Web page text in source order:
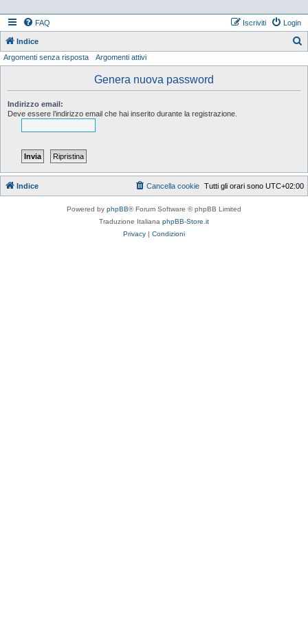
FAQ Login
Iscriviti
Indice
Argomenti senza risposta Argomenti attivi
Genera nuova password
Indirizzo email:
Deve essere l’indirizzo email che hai inserito durante la registrazione.
Indice Tutti gli orari sono UTC+02:00
Cancella cookie
Powered by phpBB® Forum Software © phpBB Limited
Traduzione Italiana phpBB-Store.it
Privacy | Condizioni